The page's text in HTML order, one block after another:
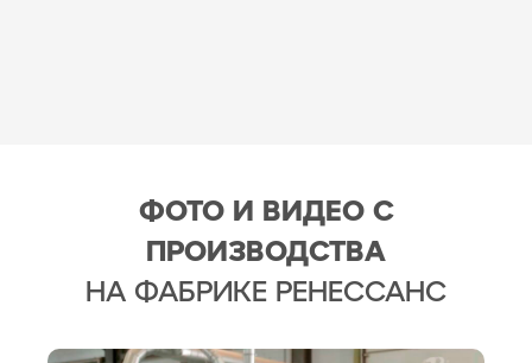
ФОТО И ВИДЕО С
ПРОИЗВОДСТВА
НА ФАБРИКЕ РЕНЕССАНС